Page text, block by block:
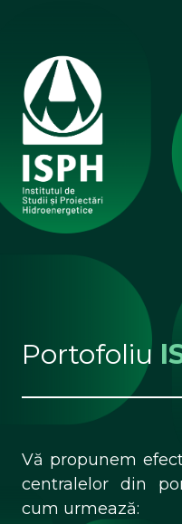
Portofoliu
Vă propunem
centralelor din
cum urmează: